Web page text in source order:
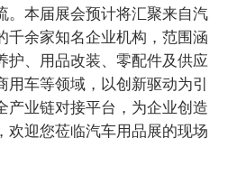
。本届展会预计将汇聚来自汽
千余家知名企业机构，范围涵
护、用品改装、零配件及供应
用车等领域，以创新驱动为引
产业链对接平台，为企业创造
欢迎您莅临汽车用品展的现场